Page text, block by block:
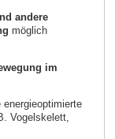
andere
möglich
im
Vogelskelett,